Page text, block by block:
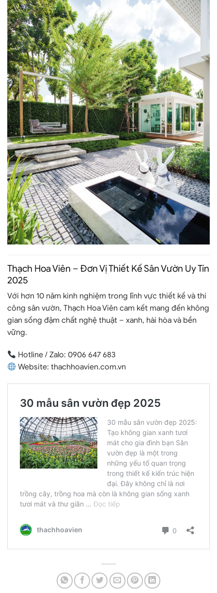
Thạch Hoa Viên – Đơn Vị Thiết Kế Sân Vườn Uy Tín
2025
Với hơn 10 năm kinh nghiệm trong lĩnh vực thiết kế và thi
công sân vườn, Thạch Hoa Viên cam kết mang đến không
gian sống đậm chất nghệ thuật – xanh, hài hòa và bền
vững.
Hotline / Zalo: 0906 647 683
Website:thachhoavien.com.vn